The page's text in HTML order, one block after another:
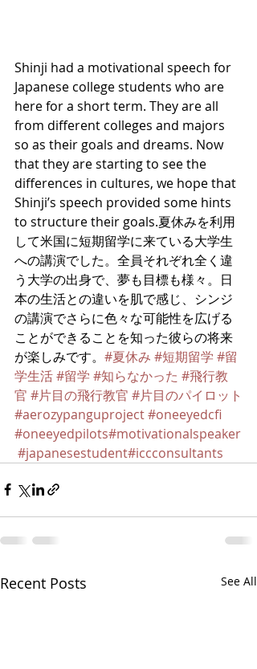
Shinji had a motivational speech for
Japanese college students who are
here for a short term. They are all
from different colleges and majors
so as their goals and dreams. Now
that they are starting to see the
differences in cultures, we hope that
Shinji’s speech provided some hints
to structure their goals.夏休みを利用
して米国に短期留学に来ている大学生
への講演でした。全員それぞれ全く違
う大学の出身で、夢も目標も様々。日
本の生活との違いを肌で感じ、シンジ
の講演でさらに色々な可能性を広げる
ことができることを知った彼らの将来
が楽しみです。 #夏休み #短期留学 #留
学生活#留学 #知らなかった #飛行教
官 #片目の飛行教官 #片目のパイロット
#aerozypanguproject#oneeyedcfi
#oneeyedpilots#motivationalspeaker
#japanesestudent#iccconsultants
Recent Posts See All